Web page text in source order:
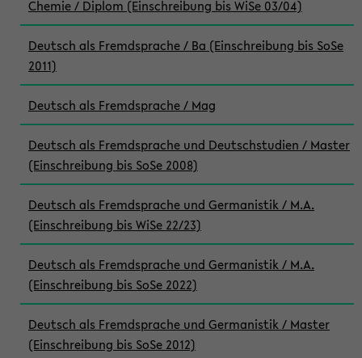
Chemie / Diplom (Einschreibung bis WiSe 03/04)
Deutsch als Fremdsprache / Ba (Einschreibung bis SoSe
2011)
Deutsch als Fremdsprache / Mag
Deutsch als Fremdsprache und Deutschstudien / Master
(Einschreibung bis SoSe 2008)
Deutsch als Fremdsprache und Germanistik / M.A.
(Einschreibung bis WiSe 22/23)
Deutsch als Fremdsprache und Germanistik / M.A.
(Einschreibung bis SoSe 2022)
Deutsch als Fremdsprache und Germanistik / Master
(Einschreibung bis SoSe 2012)